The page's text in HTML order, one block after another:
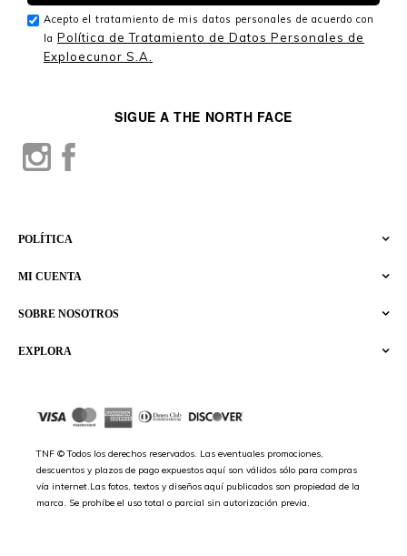
EXPLORA
SOBRE NOSOTROS
MI CUENTA
POLÍTICA
SIGUE A THE NORTH FACE
TNF © Todos los derechos reservados. Las eventuales promociones,
descuentos y plazos de pago expuestos aquí son válidos sólo para compras
vía internet.Las fotos, textos y diseños aquí publicados son propiedad de la
marca. Se prohíbe el uso total o parcial sin autorización previa.
Acepto el tratamiento de mis datos personales de acuerdo con
la Política de Tratamiento de Datos Personales de
Exploecunor S.A.